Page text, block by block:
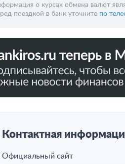
о курсах обмена валют
поездкой в банк уточните по
Контактная
Официальный сайт